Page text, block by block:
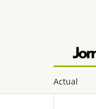
Actual